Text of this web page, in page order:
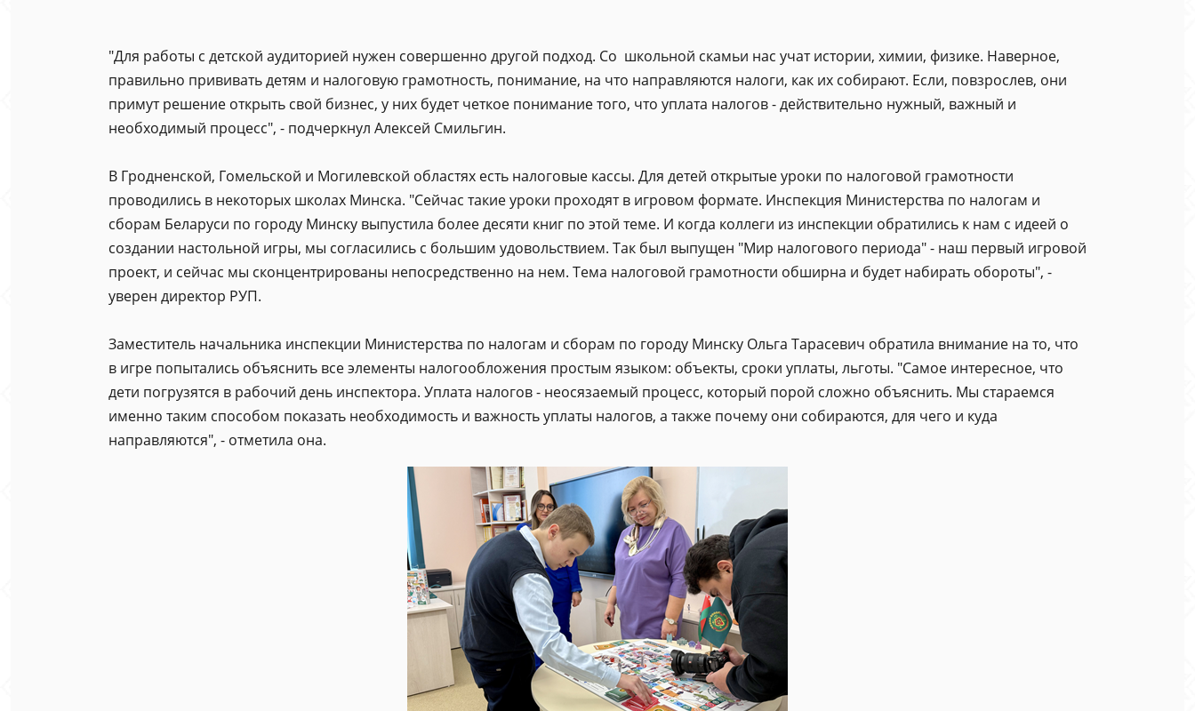
"Для работы с детской аудиторией нужен совершенно другой подход. Со школьной скамьи нас учат истории, химии, физике. Наверное,
правильно прививать детям и налоговую грамотность, понимание, на что направляются налоги, как их собирают. Если, повзрослев, они
примут решение открыть свой бизнес, у них будет четкое понимание того, что уплата налогов - действительно нужный, важный и
необходимый процесс", - подчеркнул Алексей Смильгин.
В Гродненской, Гомельской и Могилевской областях есть налоговые кассы. Для детей открытые уроки по налоговой грамотности
проводились в некоторых школах Минска. "Сейчас такие уроки проходят в игровом формате. Инспекция Министерства по налогам и
сборам Беларуси по городу Минску выпустила более десяти книг по этой теме. И когда коллеги из инспекции обратились к нам с идеей о
создании настольной игры, мы согласились с большим удовольствием. Так был выпущен "Мир налогового периода" - наш первый игровой
проект, и сейчас мы сконцентрированы непосредственно на нем. Тема налоговой грамотности обширна и будет набирать обороты", -
уверен директор РУП.
Заместитель начальника инспекции Министерства по налогам и сборам по городу Минску Ольга Тарасевич обратила внимание на то, что
в игре попытались объяснить все элементы налогообложения простым языком: объекты, сроки уплаты, льготы. "Самое интересное, что
дети погрузятся в рабочий день инспектора. Уплата налогов - неосязаемый процесс, который порой сложно объяснить. Мы стараемся
именно таким способом показать необходимость и важность уплаты налогов, а также почему они собираются, для чего и куда
направляются", - отметила она.